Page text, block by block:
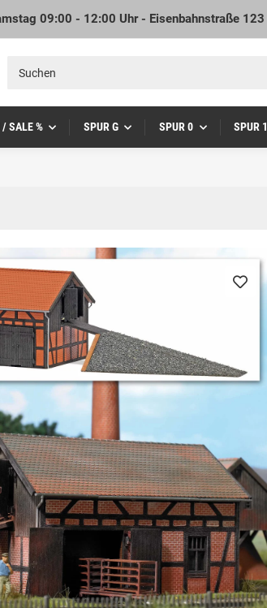
09:00 - 12:00 Uhr - Eisenbahnstraße
SALE % SPUR G SPUR 0 SPUR 1